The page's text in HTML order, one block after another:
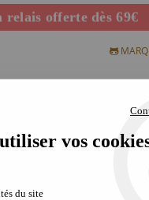
relais offerte dès 69€
vos
du site